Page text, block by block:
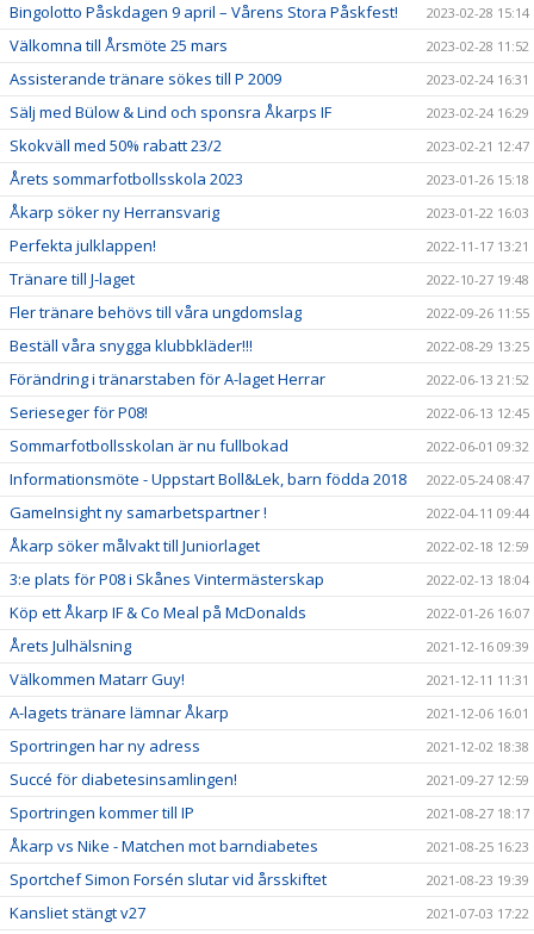
Bingolotto Påskdagen 9 april – Vårens Stora Påskfest! 2023-02-28 15:14
Välkomna till Årsmöte 25 mars 2023-02-28 11:52
Assisterande tränare sökes till P 2009 2023-02-24 16:31
Sälj med Bülow & Lind och sponsra Åkarps IF 2023-02-24 16:29
Skokväll med 50% rabatt 23/2 2023-02-21 12:47
Årets sommarfotbollsskola 2023 2023-01-26 15:18
Åkarp söker ny Herransvarig 2023-01-22 16:03
Perfekta julklappen! 2022-11-17 13:21
Tränare till J-laget 2022-10-27 19:48
Fler tränare behövs till våra ungdomslag 2022-09-26 11:55
Beställ våra snygga klubbkläder!!! 2022-08-29 13:25
Förändring i tränarstaben för A-laget Herrar 2022-06-13 21:52
Serieseger för P08! 2022-06-13 12:45
Sommarfotbollsskolan är nu fullbokad 2022-06-01 09:32
Informationsmöte - Uppstart Boll&Lek, barn födda 2018 2022-05-24 08:47
GameInsight ny samarbetspartner ! 2022-04-11 09:44
Åkarp söker målvakt till Juniorlaget 2022-02-18 12:59
3:e plats för P08 i Skånes Vintermästerskap 2022-02-13 18:04
Köp ett Åkarp IF & Co Meal på McDonalds 2022-01-26 16:07
Årets Julhälsning 2021-12-16 09:39
Välkommen Matarr Guy! 2021-12-11 11:31
A-lagets tränare lämnar Åkarp 2021-12-06 16:01
Sportringen har ny adress 2021-12-02 18:38
Succé för diabetesinsamlingen! 2021-09-27 12:59
Sportringen kommer till IP 2021-08-27 18:17
Åkarp vs Nike - Matchen mot barndiabetes 2021-08-25 16:23
Sportchef Simon Forsén slutar vid årsskiftet 2021-08-23 19:39
Kansliet stängt v27 2021-07-03 17:22